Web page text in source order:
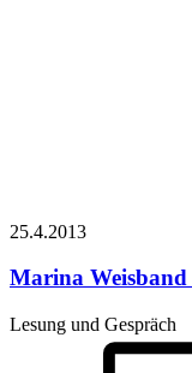
25.4.2013
Marina Weisband
Lesung und Gespräch